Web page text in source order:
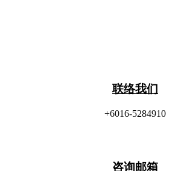
联络我们
+6016-5284910
​咨询邮箱